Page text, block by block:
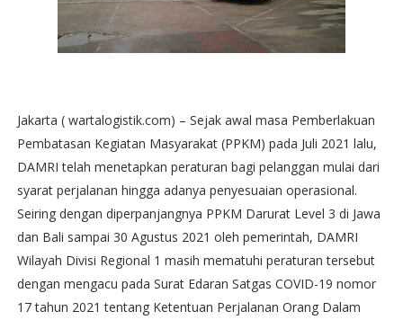
Jakarta ( wartalogistik.com) – Sejak awal masa Pemberlakuan
Pembatasan Kegiatan Masyarakat (PPKM) pada Juli 2021 lalu,
DAMRI telah menetapkan peraturan bagi pelanggan mulai dari
syarat perjalanan hingga adanya penyesuaian operasional.
Seiring dengan diperpanjangnya PPKM Darurat Level 3 di Jawa
dan Bali sampai 30 Agustus 2021 oleh pemerintah, DAMRI
Wilayah Divisi Regional 1 masih mematuhi peraturan tersebut
dengan mengacu pada Surat Edaran Satgas COVID-19 nomor
17 tahun 2021 tentang Ketentuan Perjalanan Orang Dalam